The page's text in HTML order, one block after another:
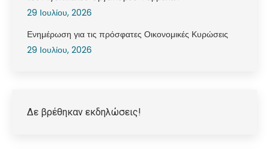
29 Ιουλίου, 2026
Ενημέρωση για τις πρόσφατες Οικονομικές Κυρώσεις
29 Ιουλίου, 2026
Δε βρέθηκαν εκδηλώσεις!